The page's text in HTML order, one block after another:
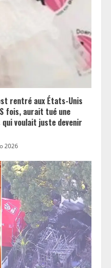
rentré aux États-Unis
fois, aurait tué une
voulait juste devenir
2026